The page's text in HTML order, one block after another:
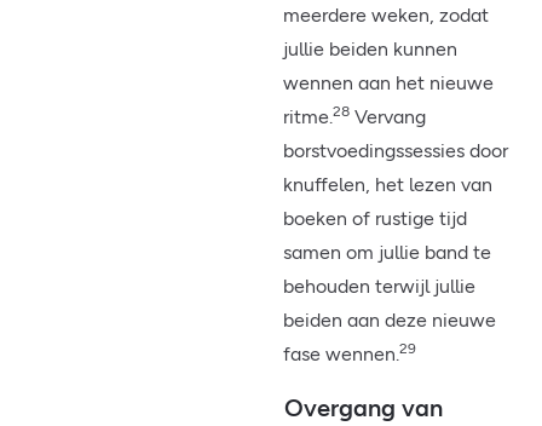
meerdere weken, zodat
jullie beiden kunnen
wennen aan het nieuwe
ritme.28Vervang
borstvoedingssessies door
knuffelen, het lezen van
boeken of rustige tijd
samen om jullie band te
behouden terwijl jullie
beiden aan deze nieuwe
fase wennen.29
Overgang van